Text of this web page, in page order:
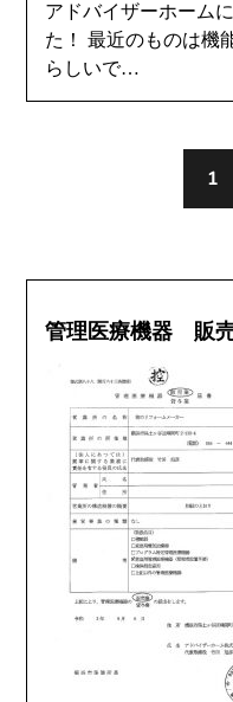
アドバイザーホーム
た！ 最近のものは機
らしいで…
1
管理医療機器 販